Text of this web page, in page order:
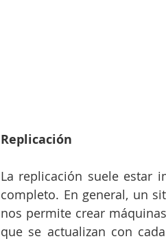
Replicación
La replicación suele estar
completo. En general, un
nos permite crear
que se actualizan con